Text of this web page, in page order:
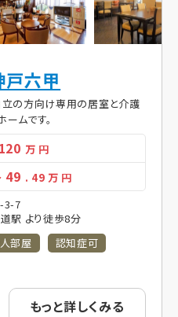
戸六甲
立の方向け専用の居室と介護
ムです。
万 円
49 . 49 万 円
3-7
駅 より徒歩8分
部屋
認知症可
もっと詳しくみる